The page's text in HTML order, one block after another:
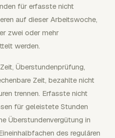
für erfasste nicht
auf dieser Arbeitswoche,
zwei oder mehr
werden.
Überstundenprüfung,
Zeit, bezahlte nicht
trennen. Erfasste nicht
für geleistete Stunden
Überstundenvergütung in
des regulären